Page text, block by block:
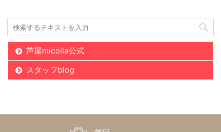
湿そして美白ケアのお化
粧品を使い、内側からの
サプリメントでビタミン
を… それ ...
ップに欠かせない栄養素
ですので、不足すると疲
て 本当怖かったですです
よね・・・
私達も電
車が動かなくなったりし
て、無事に家に帰れるの
か？スタッフみんなで 心
配したりしていましたが
り、行方不明になったり
芦屋micolla公式
スタッフblog